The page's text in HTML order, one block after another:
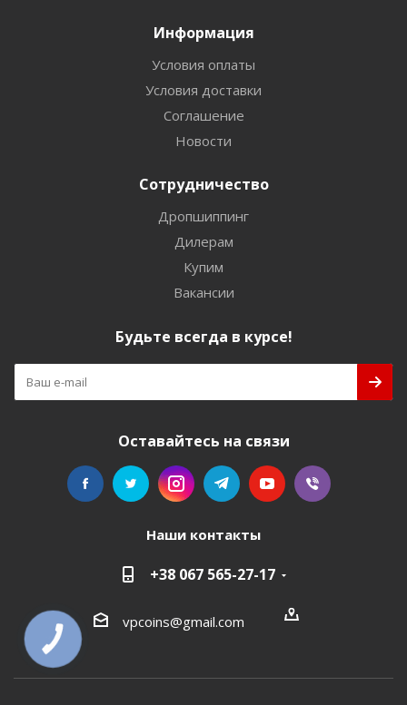
Информация
Условия оплаты
Условия доставки
Соглашение
Новости
Сотрудничество
Дропшиппинг
Дилерам
Купим
Вакансии
Будьте всегда в курсе!
Оставайтесь на связи
Наши контакты
+38 067 565-27-17
vpcoins@gmail.com
КНОПКА
СВЯЗИ